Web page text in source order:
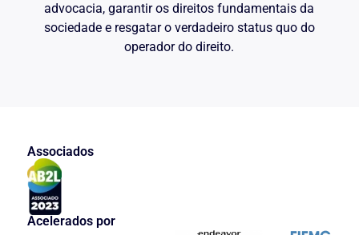
advocacia, garantir os direitos fundamentais da
sociedade e resgatar o verdadeiro status quo do
operador do direito.
Associados
Acelerados por